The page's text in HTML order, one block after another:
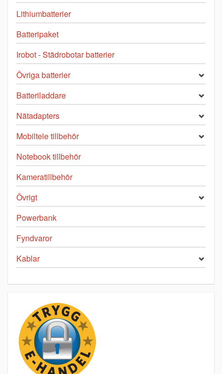
Lithiumbatterier
Batteripaket
Irobot - Städrobotar batterier
Övriga batterier
Batteriladdare
Nätadapters
Mobiltele tillbehör
Notebook tillbehör
Kameratillbehör
Övrigt
Powerbank
Fyndvaror
Kablar